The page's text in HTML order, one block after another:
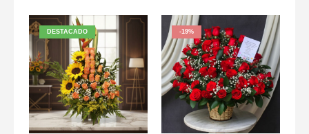
DESTACADO -19%